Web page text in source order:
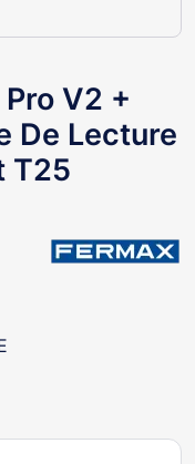
V2 +
De Lecture
T25